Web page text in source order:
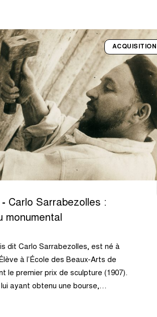
ACQUISITION
Carlo Sarrabezolles :
monumental
dit Carlo Sarrabezolles, est né à
à l’École des Beaux-Arts de
le premier prix de sculpture (1907).
ayant obtenu une bourse,…